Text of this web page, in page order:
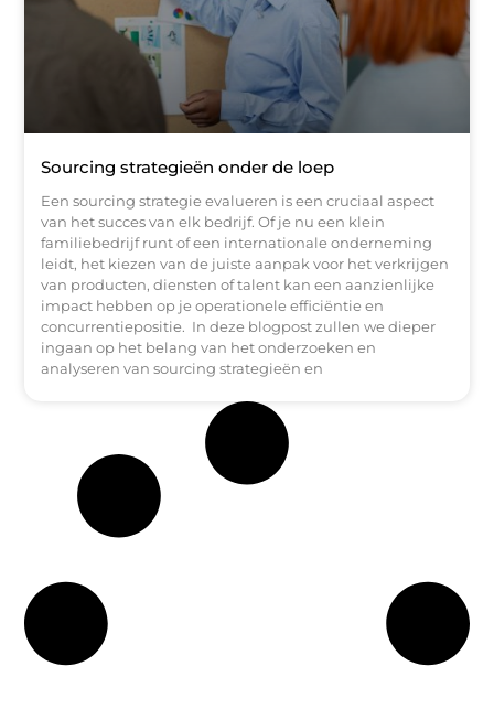
Sourcing strategieën onder de loep
Een sourcing strategie evalueren is een cruciaal aspect
van het succes van elk bedrijf. Of je nu een klein
familiebedrijf runt of een internationale onderneming
leidt, het kiezen van de juiste aanpak voor het verkrijgen
van producten, diensten of talent kan een aanzienlijke
impact hebben op je operationele efficiëntie en
concurrentiepositie. In deze blogpost zullen we dieper
ingaan op het belang van het onderzoeken en
analyseren van sourcing strategieën en